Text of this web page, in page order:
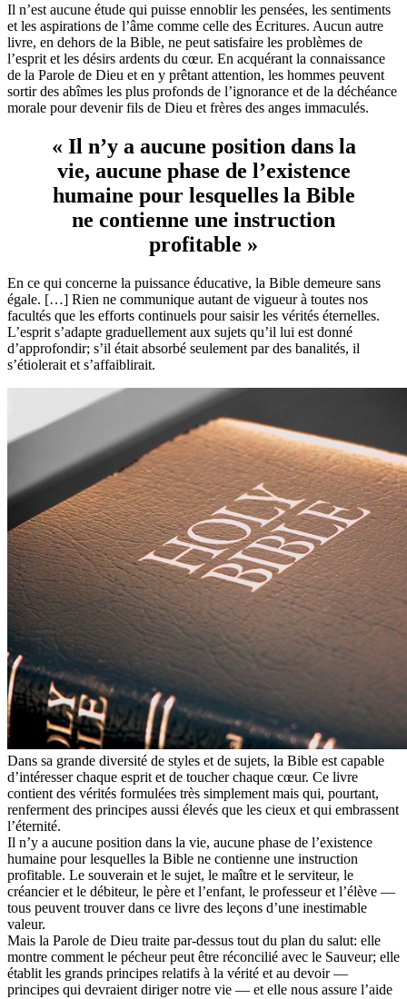
Il n’est aucune étude qui puisse ennoblir les pensées, les sentiments
et les aspirations de l’âme comme celle des Écritures. Aucun autre
livre, en dehors de la Bible, ne peut satisfaire les problèmes de
l’esprit et les désirs ardents du cœur. En acquérant la connaissance
de la Parole de Dieu et en y prêtant attention, les hommes peuvent
sortir des abîmes les plus profonds de l’ignorance et de la déchéance
morale pour devenir fils de Dieu et frères des anges immaculés.
« Il n’y a aucune position dans la
vie, aucune phase de l’existence
humaine pour lesquelles la Bible
ne contienne une instruction
profitable »
En ce qui concerne la puissance éducative, la Bible demeure sans
égale. […] Rien ne communique autant de vigueur à toutes nos
facultés que les efforts continuels pour saisir les vérités éternelles.
L’esprit s’adapte graduellement aux sujets qu’il lui est donné
d’approfondir; s’il était absorbé seulement par des banalités, il
s’étiolerait et s’affaiblirait.
Dans sa grande diversité de styles et de sujets, la Bible est capable
d’intéresser chaque esprit et de toucher chaque cœur. Ce livre
contient des vérités formulées très simplement mais qui, pourtant,
renferment des principes aussi élevés que les cieux et qui embrassent
l’éternité.
Il n’y a aucune position dans la vie, aucune phase de l’existence
humaine pour lesquelles la Bible ne contienne une instruction
profitable. Le souverain et le sujet, le maître et le serviteur, le
créancier et le débiteur, le père et l’enfant, le professeur et l’élève —
tous peuvent trouver dans ce livre des leçons d’une inestimable
valeur.
Mais la Parole de Dieu traite par-dessus tout du plan du salut: elle
montre comment le pécheur peut être réconcilié avec le Sauveur; elle
établit les grands principes relatifs à la vérité et au devoir —
principes qui devraient diriger notre vie — et elle nous assure l’aide